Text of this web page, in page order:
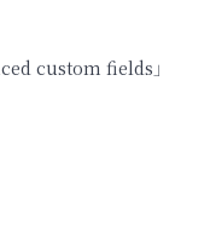
custom fields」